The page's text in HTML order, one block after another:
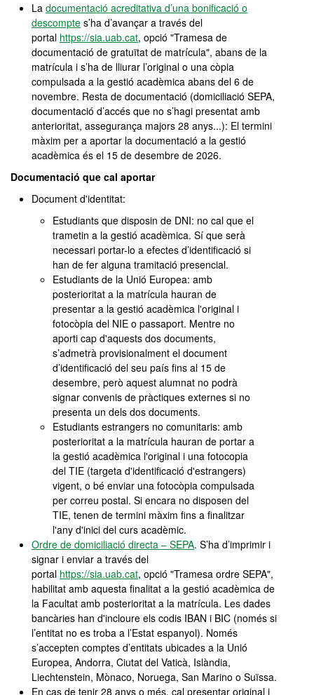
La documentació acreditativa d’una bonificació o
descompte s’ha d’avançar a través del
portal https://sia.uab.cat, opció "Tramesa de
documentació de gratuïtat de matrícula", abans de la
matrícula i s’ha de lliurar l’original o una còpia
compulsada a la gestió acadèmica abans del 6 de
novembre. Resta de documentació (domiciliació SEPA,
documentació d’accés que no s’hagi presentat amb
anterioritat, assegurança majors 28 anys...): El termini
màxim per a aportar la documentació a la gestió
acadèmica és el 15 de desembre de 2026.
Documentació que cal aportar
Document d'identitat:
Estudiants que disposin de DNI: no cal que el
trametin a la gestió acadèmica. Sí que serà
necessari portar-lo a efectes d’identificació si
han de fer alguna tramitació presencial.
Estudiants de la Unió Europea: amb
posterioritat a la matrícula hauran de
presentar a la gestió acadèmica l'original i
fotocòpia del NIE o passaport. Mentre no
aporti cap d'aquests dos documents,
s’admetrà provisionalment el document
d’identificació del seu país fins al 15 de
desembre, però aquest alumnat no podrà
signar convenis de pràctiques externes si no
presenta un dels dos documents.
Estudiants estrangers no comunitaris: amb
posterioritat a la matrícula hauran de portar a
la gestió acadèmica l'original i una fotocopia
del TIE (targeta d'identificació d'estrangers)
vigent, o bé enviar una fotocòpia compulsada
per correu postal. Si encara no disposen del
TIE, tenen de termini màxim fins a finalitzar
l'any d'inici del curs acadèmic.
Ordre de domiciliació directa – SEPA. S’ha d’imprimir i
signar i enviar a través del
portal https://sia.uab.cat, opció "Tramesa ordre SEPA",
habilitat amb aquesta finalitat a la gestió acadèmica de
la Facultat amb posterioritat a la matrícula. Les dades
bancàries han d'incloure els codis IBAN i BIC (només si
l’entitat no es troba a l’Estat espanyol). Només
s’accepten comptes d’entitats ubicades a la Unió
Europea, Andorra, Ciutat del Vaticà, Islàndia,
Liechtenstein, Mònaco, Noruega, San Marino o Suïssa.
En cas de tenir 28 anys o més, cal presentar original i